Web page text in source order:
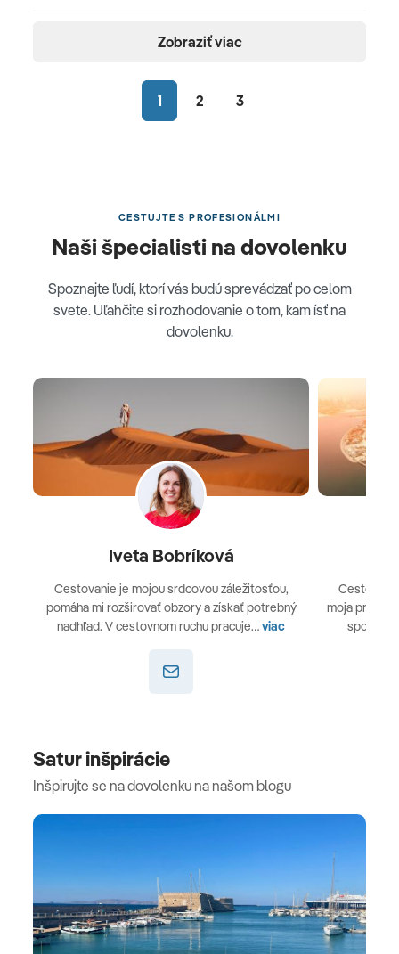
1 2 3
Zobraziť viac
CESTUJTE S PROFESIONÁLMI
Naši špecialisti na dovolenku
Spoznajte ľudí, ktorí vás budú sprevádzať po celom
svete. Uľahčite si rozhodovanie o tom, kam ísť na
dovolenku.
Iveta Bobríková
Cestovanie je mojou srdcovou záležitosťou,
pomáha mi rozširovať obzory a získať potrebný
nadhľad. V cestovnom ruchu pracuje…viac
moja práca v
Satur inšpirácie
Inšpirujte se na dovolenku na našom blogu